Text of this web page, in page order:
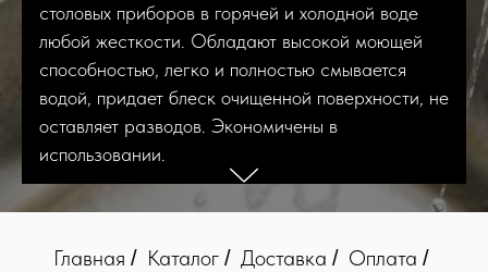
столовых приборов в горячей и холодной воде
любой жесткости. Обладают высокой моющей
способностью, легко и полностью смывается
водой, придает блеск очищенной поверхности, не
оставляет разводов. Экономичены в
использовании.
Главная / Каталог / Доставка / Оплата /